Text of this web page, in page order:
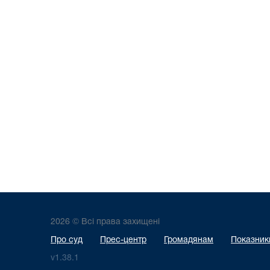
2026 © Всі права захищені
Про суд Прес-центр Громадянам
v1.38.1